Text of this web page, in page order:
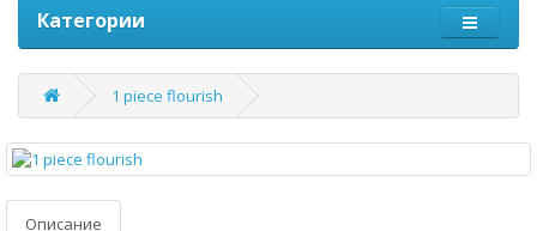
Категории
1 piece flourish
Описание